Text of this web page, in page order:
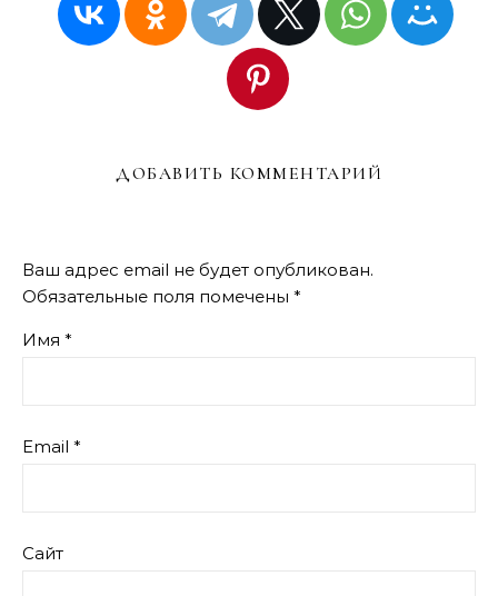
ДОБАВИТЬ КОММЕНТАРИЙ
Ваш адрес email не будет опубликован.
Обязательные поля помечены *
Имя *
Email *
Сайт